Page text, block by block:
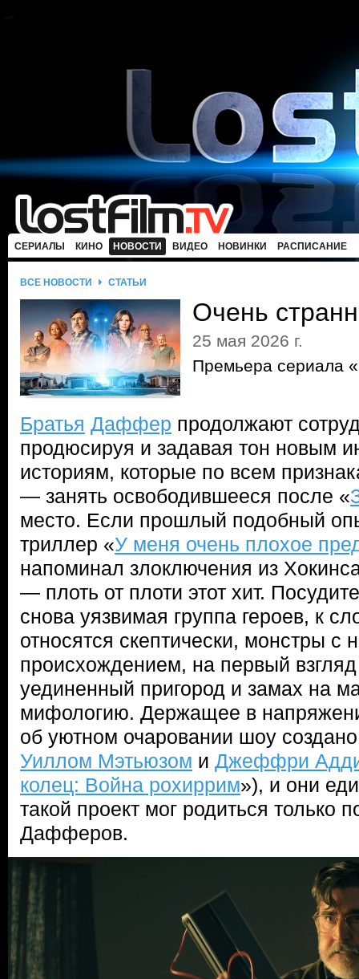
СЕРИАЛЫ КИНО НОВОСТИ ВИДЕО НОВИНКИ РАСПИСАНИЕ
ВСЕ НОВОСТИ СТАТЬИ
Очень
25 мая 2026 г.
Премьера сериала
Братья Даффер продолжают
продюсируя и задавая тон новым
историям, которые по всем
— занять освободившееся после «
место. Если прошлый подобный
триллер «У меня очень плохое
напоминал злоключения из
— плоть от плоти этот хит.
снова уязвимая группа героев, к
относятся скептически, монстры с
происхождением, на первый
уединенный пригород и замах на
мифологию. Держащее в
об уютном очаровании шоу
Уиллом Мэтьюзом и Джеффри
колец: Война рохиррим»), и они
такой проект мог родиться только
Дафферов.